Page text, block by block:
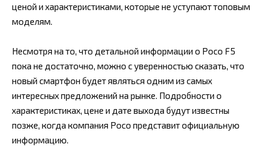
ценой и характеристиками, которые не уступают топовым
моделям.
Несмотря на то, что детальной информации о Poco F5
пока не достаточно, можно с уверенностью сказать, что
новый смартфон будет являться одним из самых
интересных предложений на рынке. Подробности о
характеристиках, цене и дате выхода будут известны
позже, когда компания Poco представит официальную
информацию.